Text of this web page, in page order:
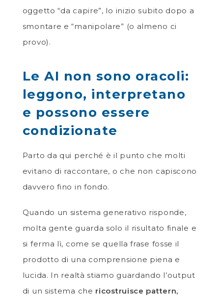
oggetto “da capire”, lo inizio subito dopo a
smontare e “manipolare” (o almeno ci
provo).
Le AI non sono oracoli:
leggono, interpretano
e possono essere
condizionate
Parto da qui perché è il punto che molti
evitano di raccontare, o che non capiscono
davvero fino in fondo.
Quando un sistema generativo risponde,
molta gente guarda solo il risultato finale e
si ferma lì, come se quella frase fosse il
prodotto di una comprensione piena e
lucida. In realtà stiamo guardando l’output
di un sistema che ricostruisce pattern,